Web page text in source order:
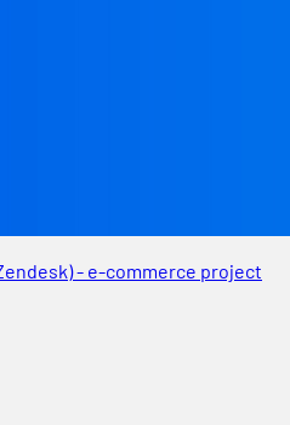
- e-commerce project